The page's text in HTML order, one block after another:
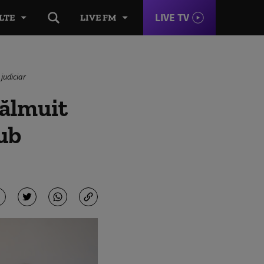
LIVE FM LIVE TV